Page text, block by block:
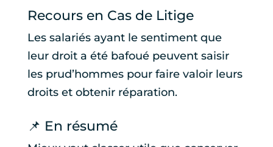
Recours en Cas de Litige
Les salariés ayant le sentiment que
leur droit a été bafoué peuvent saisir
les prud’hommes pour faire valoir leurs
droits et obtenir réparation.
📌 En résumé